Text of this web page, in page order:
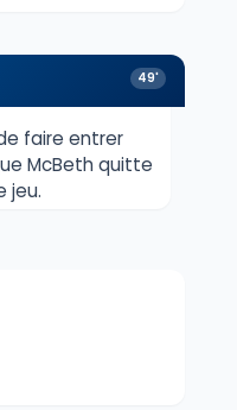
49'
faire entrer
McBeth quitte
jeu.